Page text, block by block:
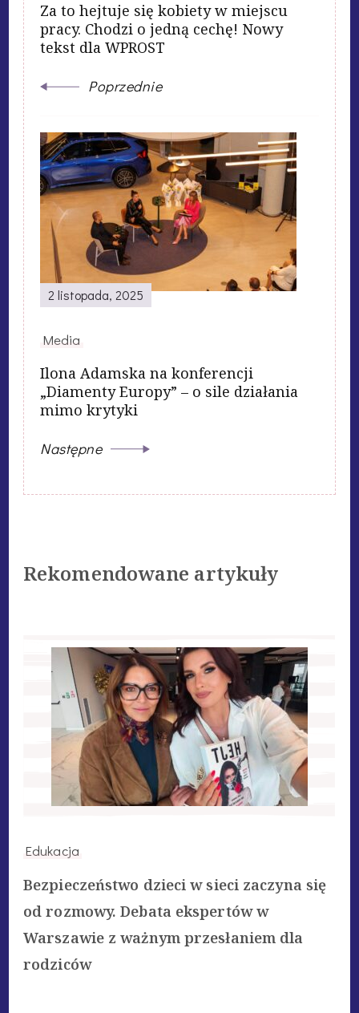
Za to hejtuje się kobiety w miejscu
pracy. Chodzi o jedną cechę! Nowy
tekst dla WPROST
Poprzednie
2 listopada, 2025
Media
Ilona Adamska na konferencji
„Diamenty Europy” – o sile działania
mimo krytyki
Następne
Rekomendowane artykuły
Edukacja
Bezpieczeństwo dzieci w sieci zaczyna się
od rozmowy. Debata ekspertów w
Warszawie z ważnym przesłaniem dla
rodziców